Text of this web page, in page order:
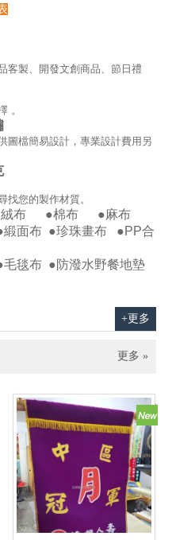
客製、開發文創商品、節日禮
。
圖檔簡易設計，專業設計費用另
找您的製作材質。
絨布 ●棉布 ●麻布
緞面布 ●珍珠畫布 ●PP合
毯布 ●防潑水野餐地墊
+更多
更多 »